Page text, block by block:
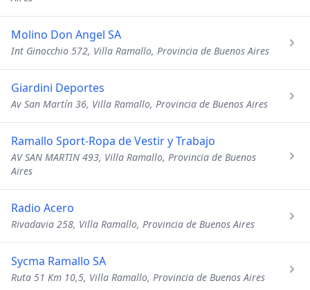
Molino Don Angel SA
Int Ginocchio 572, Villa Ramallo, Provincia de Buenos Aires
Giardini Deportes
Av San Martín 36, Villa Ramallo, Provincia de Buenos Aires
Ramallo Sport-Ropa de Vestir y Trabajo
AV SAN MARTIN 493, Villa Ramallo, Provincia de Buenos
Aires
Radio Acero
Rivadavia 258, Villa Ramallo, Provincia de Buenos Aires
Sycma Ramallo SA
Ruta 51 Km 10,5, Villa Ramallo, Provincia de Buenos Aires